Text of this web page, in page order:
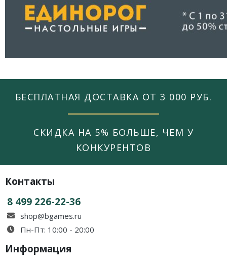
БЕСПЛАТНАЯ ДОСТАВКА ОТ 3 000 РУБ.
СКИДКА НА 5% БОЛЬШЕ, ЧЕМ У
КОНКУРЕНТОВ
Контакты
8 499 226-22-36
shop@bgames.ru
Пн-Пт: 10:00 - 20:00
Информация